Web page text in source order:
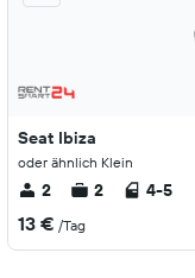
Seat Ibiza
oder ähnlich Klein
2 2 4-5
13 € /Tag